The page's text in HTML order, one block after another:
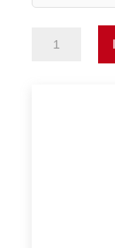
Weltenbummler